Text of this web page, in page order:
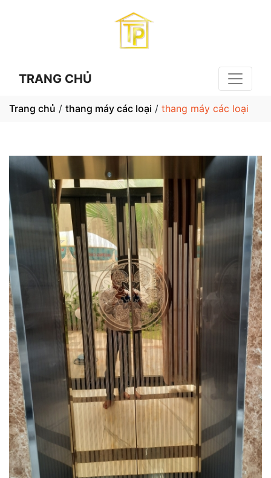
TRANG CHỦ
Trang chủ / thang máy các loại / thang máy các loại